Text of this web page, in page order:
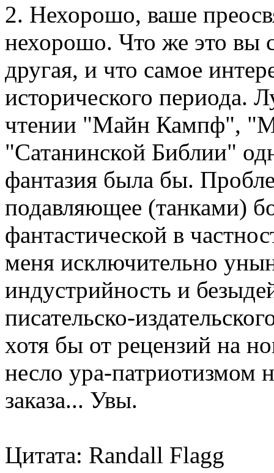
2. Нехорошо, ваше
нехорошо. Что же это вы
другая, и что самое
исторического периода.
чтении "Майн Кампф",
"Сатанинской Библии"
фантазия была бы.
подавляющее (танками)
фантастической в
меня исключительно
индустрийность и
писательско-
хотя бы от рецензий на
несло ура-патриотизмом
заказа... Увы.
Цитата: Randall Flagg